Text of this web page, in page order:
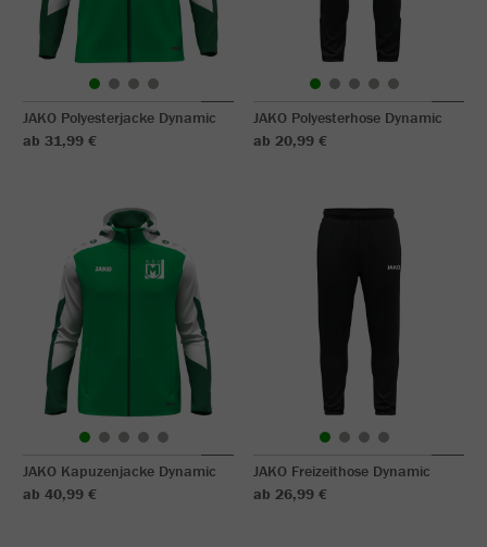
JAKO Polyesterjacke Dynamic
ab 31,99 €
JAKO Polyesterhose Dynamic
ab 20,99 €
JAKO Kapuzenjacke Dynamic
ab 40,99 €
JAKO Freizeithose Dynamic
ab 26,99 €